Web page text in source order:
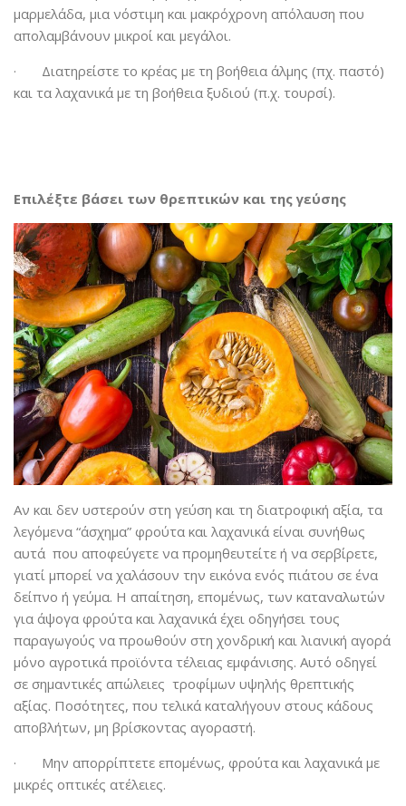
μαρμελάδα, μια νόστιμη και μακρόχρονη απόλαυση που
απολαμβάνουν μικροί και μεγάλοι.
· Διατηρείστε το κρέας με τη βοήθεια άλμης (πχ. παστό)
και τα λαχανικά με τη βοήθεια ξυδιού (π.χ. τουρσί).
Επιλέξτε βάσει των θρεπτικών και της γεύσης
Αν και δεν υστερούν στη γεύση και τη διατροφική αξία, τα
λεγόμενα “άσχημα” φρούτα και λαχανικά είναι συνήθως
αυτά που αποφεύγετε να προμηθευτείτε ή να σερβίρετε,
γιατί μπορεί να χαλάσουν την εικόνα ενός πιάτου σε ένα
δείπνο ή γεύμα. Η απαίτηση, επομένως, των καταναλωτών
για άψογα φρούτα και λαχανικά έχει οδηγήσει τους
παραγωγούς να προωθούν στη χονδρική και λιανική αγορά
μόνο αγροτικά προϊόντα τέλειας εμφάνισης. Αυτό οδηγεί
σε σημαντικές απώλειες τροφίμων υψηλής θρεπτικής
αξίας. Ποσότητες, που τελικά καταλήγουν στους κάδους
αποβλήτων, μη βρίσκοντας αγοραστή.
· Μην απορρίπτετε επομένως, φρούτα και λαχανικά με
μικρές οπτικές ατέλειες.